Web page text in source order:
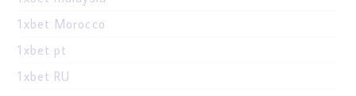
1xbet Morocco
1xbet pt
1xbet RU